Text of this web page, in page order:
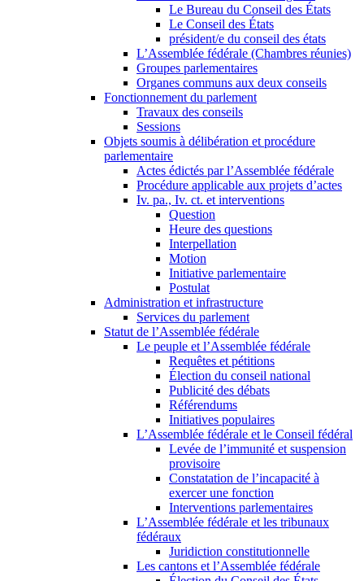
Le Bureau du Conseil des États
Le Conseil des États
président/e du conseil des états
L’Assemblée fédérale (Chambres réunies)
Groupes parlementaires
Organes communs aux deux conseils
Fonctionnement du parlement
Travaux des conseils
Sessions
Objets soumis à délibération et procédure
parlementaire
Actes édictés par l’Assemblée fédérale
Procédure applicable aux projets d’actes
Iv. pa., Iv. ct. et interventions
Question
Heure des questions
Interpellation
Motion
Initiative parlementaire
Postulat
Administration et infrastructure
Services du parlement
Statut de l’Assemblée fédérale
Le peuple et l’Assemblée fédérale
Requêtes et pétitions
Élection du conseil national
Publicité des débats
Référendums
Initiatives populaires
L’Assemblée fédérale et le Conseil fédéral
Levée de l’immunité et suspension
provisoire
Constatation de l’incapacité à
exercer une fonction
Interventions parlementaires
L’Assemblée fédérale et les tribunaux
fédéraux
Juridiction constitutionnelle
Les cantons et l’Assemblée fédérale